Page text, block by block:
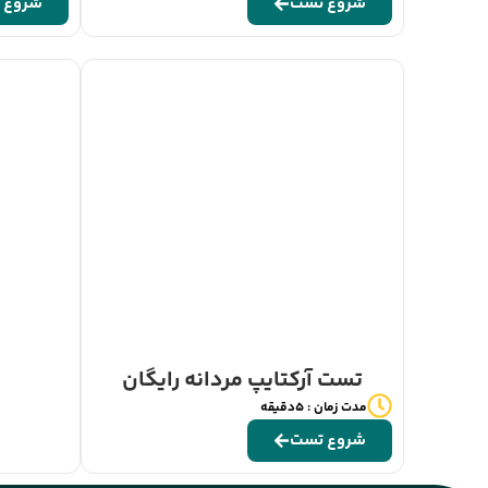
تست آرکتایپ مردانه رایگان
مدت زمان : 5دقیقه
شروع تست